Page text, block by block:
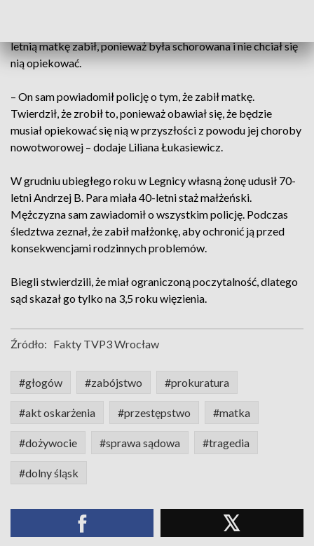
letnią matkę zabił, ponieważ była schorowana i nie chciał się
nią opiekować.
– On sam powiadomił policję o tym, że zabił matkę.
Twierdził, że zrobił to, ponieważ obawiał się, że będzie
musiał opiekować się nią w przyszłości z powodu jej choroby
nowotworowej – dodaje Liliana Łukasiewicz.
W grudniu ubiegłego roku w Legnicy własną żonę udusił 70-
letni Andrzej B. Para miała 40-letni staż małżeński.
Mężczyzna sam zawiadomił o wszystkim policję. Podczas
śledztwa zeznał, że zabił małżonkę, aby ochronić ją przed
konsekwencjami rodzinnych problemów.
Biegli stwierdzili, że miał ograniczoną poczytalność, dlatego
sąd skazał go tylko na 3,5 roku więzienia.
Źródło: Fakty TVP3 Wrocław
#głogów #zabójstwo #prokuratura
#akt oskarżenia #przestępstwo #matka
#dożywocie #sprawa sądowa #tragedia
#dolny śląsk